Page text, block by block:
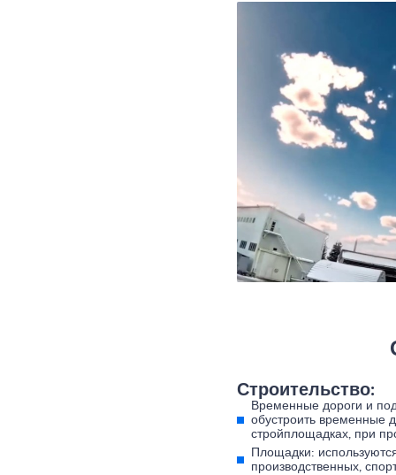
Строительство:
Временные дороги и
обустроить временные
стройплощадках, при
Площадки:
производственных,